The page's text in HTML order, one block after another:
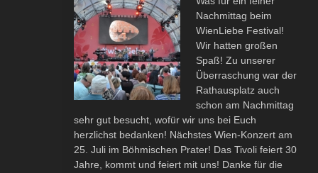
Nachmittag beim
WienLiebe Festival!
Wir hatten großen
Spaß! Zu unserer
Überraschung war der
Rathausplatz auch
schon am Nachmittag
sehr gut besucht, wofür wir uns bei Euch
herzlichst bedanken! Nächstes Wien-Konzert am
25. Juli im Böhmischen Prater! Das Tivoli feiert 30
Jahre, kommt und feiert mit uns! Danke für die